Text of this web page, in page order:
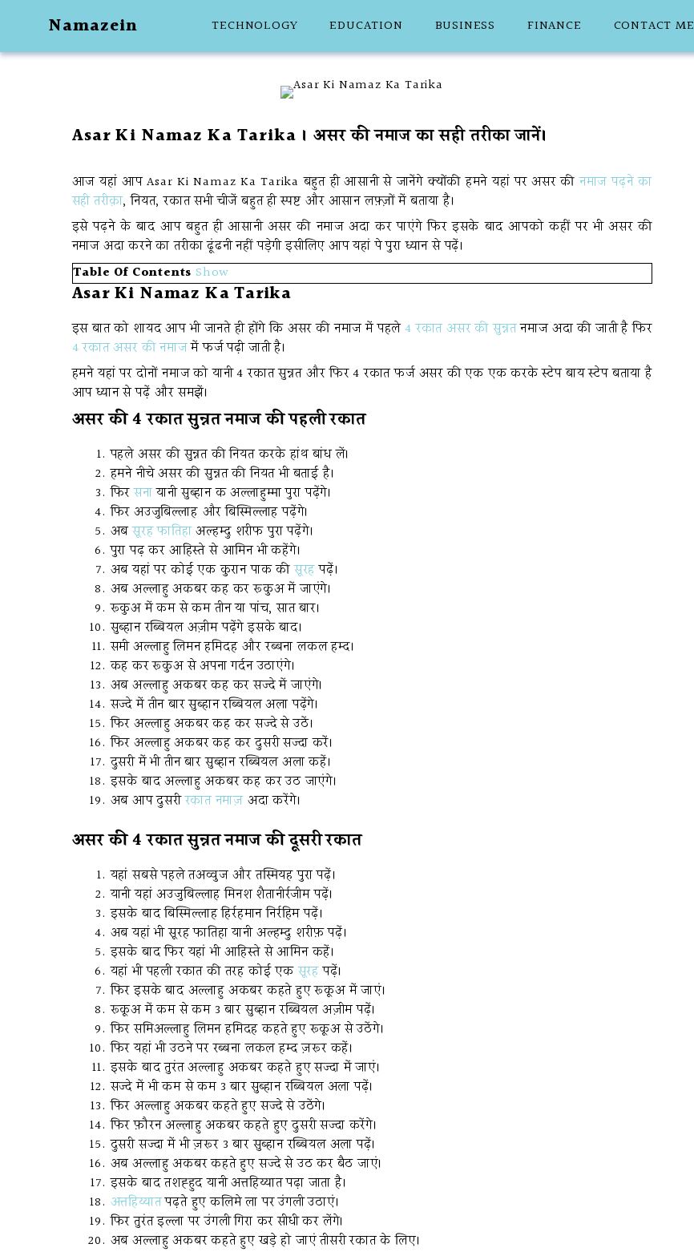
content
Namazein TECHNOLOGY EDUCATION BUSINESS FINANCE CONTACT ME
Asar Ki Namaz Ka Tarika । असर की नमाज का सही तरीका जानें।
आज यहां आप Asar Ki Namaz Ka Tarika बहुत ही आसानी से जानेंगे क्योंकी हमने यहां पर असर कीनमाज पढ़ने का
सही तरीक़ा, नियत, रकात सभी चीजें बहुत ही स्पष्ट और आसान लफ़्ज़ों में बताया है।
इसे पढ़ने के बाद आप बहुत ही आसानी असर की नमाज अदा कर पाएंगे फिर इसके बाद आपको कहीं पर भी असर की
नमाज अदा करने का तरीका ढूंढनी नहीं पड़ेगी इसीलिए आप यहां पे पुरा ध्यान से पढ़ें।
Table Of Contents Show
Asar Ki Namaz Ka Tarika
इस बात को शायद आप भी जानते ही होंगे कि असर की नमाज में पहले 4 रकात असर की सुन्नतनमाज अदा की जाती है फिर
4 रकात असर की नमाजमें फर्ज पढ़ी जाती है।
हमने यहां पर दोनों नमाज को यानी 4 रकात सुन्नत और फिर 4 रकात फर्ज असर की एक एक करके स्टेप बाय स्टेप बताया है
आप ध्यान से पढ़ें और समझें।
असर की 4 रकात सुन्नत नमाज की पहली रकात
पहले असर की सुन्नत की नियत करके हांथ बांध लें।
हमने नीचे असर की सुन्नत की नियत भी बताई है।
फिरसनायानी सुब्हान क अल्लाहुम्मा पुरा पढ़ेंगे।
फिर अउजुबिल्लाह और बिस्मिल्लाह पढ़ेंगे।
अबसूरह फातिहा अल्हम्दु शरीफ पुरा पढ़ेंगे।
पुरा पढ़ कर आहिस्ते से आमिन भी कहेंगे।
अब यहां पर कोई एक कुरान पाक कीसूरहपढ़ें।
अब अल्लाहु अकबर कह कर रूकुअ में जाएंगे।
रूकुअ में कम से कम तीन या पांच, सात बार।
सुब्हान रब्बियल अज़ीम पढ़ेंगे इसके बाद।
समी अल्लाहु लिमन हमिदह और रब्बना लकल हम्द।
कह कर रूकुअ से अपना गर्दन उठाएंगे।
अब अल्लाहु अकबर कह कर सज्दे में जाएंगे।
सज्दे में तीन बार सुब्हान रब्बियल अला पढ़ेंगे।
फिर अल्लाहु अकबर कह कर सज्दे से उठें।
फिर अल्लाहु अकबर कह कर दुसरी सज्दा करें।
दुसरी में भी तीन बार सुब्हान रब्बियल अला कहें।
इसके बाद अल्लाहु अकबर कह कर उठ जाएंगे।
अब आप दुसरीरकात नमाज़ अदा करेंगे।
असर की 4 रकात सुन्नत नमाज की दूसरी रकात
यहां सबसे पहले तअव्वुज और तस्मियह पुरा पढ़ें।
यानी यहां अउजुबिल्लाह मिनश शैतानीर्रजीम पढ़ें।
इसके बाद बिस्मिल्लाह हिर्रहमान निर्रहिम पढ़ें।
अब यहां भी सूरह फातिहा यानी अल्हम्दु शरीफ़ पढ़ें।
इसके बाद फिर यहां भी आहिस्ते से आमिन कहें।
यहां भी पहली रकात की तरह कोई एकसूरहपढ़ें।
फिर इसके बाद अल्लाहु अकबर कहते हुए रूकूअ में जाएं।
रूकूअ में कम से कम 3 बार सुब्हान रब्बियल अज़ीम पढ़ें।
फिर समिअल्लाहु लिमन हमिदह कहते हुए रूकूअ से उठेंगे।
फिर यहां भी उठने पर‌ रब्बना लकल हम्द‌ ज़रूर कहें।
इसके बाद तुरंत अल्लाहु अकबर कहते हुए सज्दा में जाएं।
सज्दे में भी कम से कम 3 बार सुब्हान रब्बियल अला पढ़ें।
फिर अल्लाहु अकबर कहते हुए सज्दे से उठेंगे।
फिर फ़ौरन अल्लाहु अकबर कहते हुए दुसरी सज्दा करेंगे।
दुसरी सज्दा में भी ज़रूर 3 बार सुब्हान रब्बियल अला पढ़ें।
अब अल्लाहु अकबर कहते हुए सज्दे से उठ कर बैठ जाएं।
इसके बाद तशह्हुद यानी अत्तहिय्यात पढ़ा जाता है।
अत्तहिय्यातपढ़ते हुए कलिमे ला पर उंगली उठाएं।
फिर तुरंत इल्ला पर उंगली गिरा कर सीधी कर लेंगे।
अब अल्लाहु अकबर कहते हुए खड़े हो जाएं तीसरी रकात के लिए।